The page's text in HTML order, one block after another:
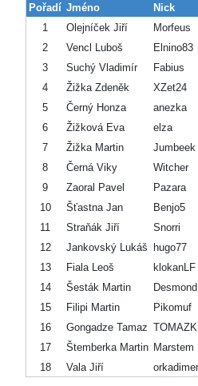
Pořadí Jméno Nick
1
Olejníček Jiří Morfeus
2
Vencl Luboš Elnino83
3
Suchý Vladimír Fabius
4
Žižka Zdeněk XZet24
5
Černý Honza anezka
6
Žižková Eva elza
7
Žižka Martin Jumbeek
8
Černá Viky Witcher
9
Zaoral Pavel Pazara
10
Šťastna Jan Benjo5
11
Straňák Jiří Snorri
12
Jankovský Lukáš hugo77
13
Fiala Leoš klokanLF
14
Šesták Martin
15
Filipi Martin Pikomuf
16
Gongadze Tamaz
17
Štemberka Martin Marstem
18
Vala Jiří